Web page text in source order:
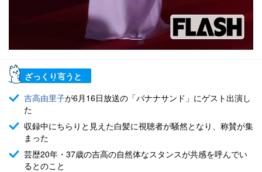
ざっくり言うと
吉高由里子が6月16日放送の「バナナサンド」にゲスト出演し
た
収録中にちらりと見えた白髪に視聴者が騒然となり、称賛が集
まった
芸歴20年・37歳の吉高の自然体なスタンスが共感を呼んでい
るとのこと